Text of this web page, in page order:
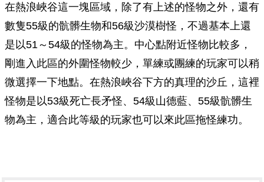
在熱浪峽谷這一塊區域，除了有上述的怪物之外，還有
數隻55級的骯髒生物和56級沙漠樹怪，不過基本上還
是以51～54級的怪物為主。中心點附近怪物比較多，
剛進入此區的外圍怪物較少，單練或團練的玩家可以稍
微選擇一下地點。在熱浪峽谷下方的真理的沙丘，這裡
怪物是以53級死亡長矛怪、54級山德藍、55級骯髒生
物為主，適合此等級的玩家也可以來此區拖怪練功。